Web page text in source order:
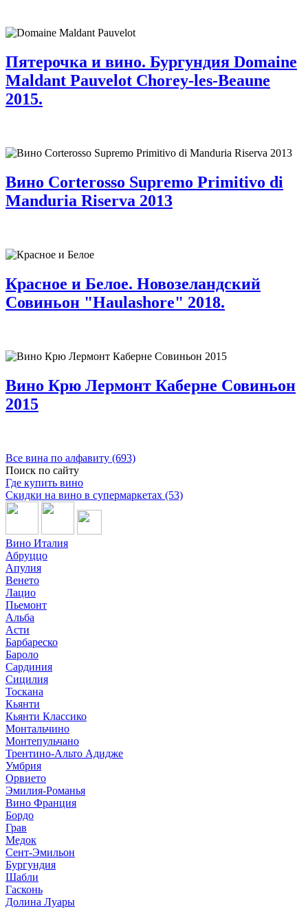
Пятерочка и вино. Бургундия Domaine
Maldant Pauvelot Chorey-les-Beaune
2015.
Вино Corterosso Supremo Primitivo di
Manduria Riserva 2013
Красное и Белое. Новозеландский
Совиньон "Haulashore" 2018.
Вино Крю Лермонт Каберне Совиньон
2015
Все вина по алфавиту (693)
Поиск по сайту
Где купить вино
Скидки на вино в супермаркетах (53)
Вино Италия
Абруццо
Апулия
Венето
Лацио
Пьемонт
Альба
Асти
Барбареско
Бароло
Сардиния
Сицилия
Тоскана
Кьянти
Кьянти Классико
Монтальчино
Монтепульчано
Трентино-Альто Адидже
Умбрия
Орвието
Эмилия-Романья
Вино Франция
Бордо
Грав
Медок
Сент-Эмильон
Бургундия
Шабли
Гасконь
Долина Луары